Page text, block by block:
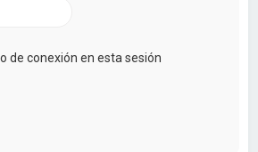
de conexión en esta sesión